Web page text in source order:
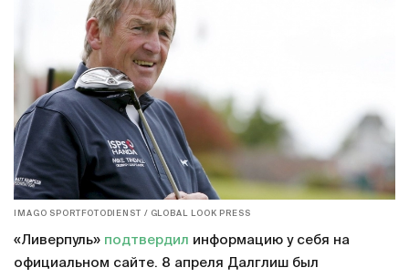
IMAGO SPORTFOTODIENST / GLOBAL LOOK PRESS
«Ливерпуль» подтвердил информацию у себя на
официальном сайте. 8 апреля Далглиш был